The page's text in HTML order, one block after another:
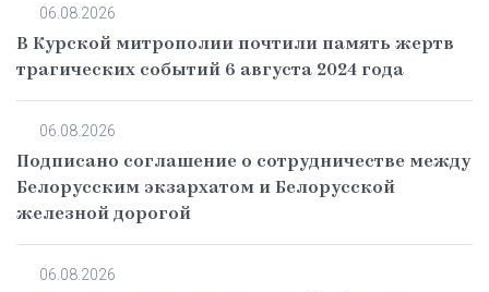
06.08.2026
В Курской митрополии почтили память жертв
трагических событий 6 августа 2024 года
06.08.2026
Подписано соглашение о сотрудничестве между
Белорусским экзархатом и Белорусской
железной дорогой
06.08.2026